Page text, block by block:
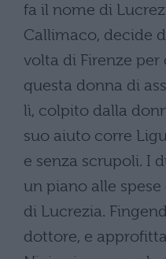
fa il nome di
Callimaco, decide
volta di Firenze
questa donna di
lì, colpito dalla
suo aiuto corre
e senza scrupoli. I
un piano alle
di Lucrezia.
dottore, e